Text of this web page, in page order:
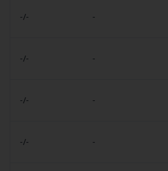
-/- -
-/- -
-/- -
-/- -